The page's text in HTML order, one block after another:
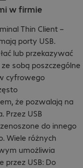
w firmie
Thin Client –
porty USB.
lub przekazywać
sobą poszczególne
cyfrowego
że pozwalają na
USB
do innego
Wiele różnych
umożliwia
przez USB: Do